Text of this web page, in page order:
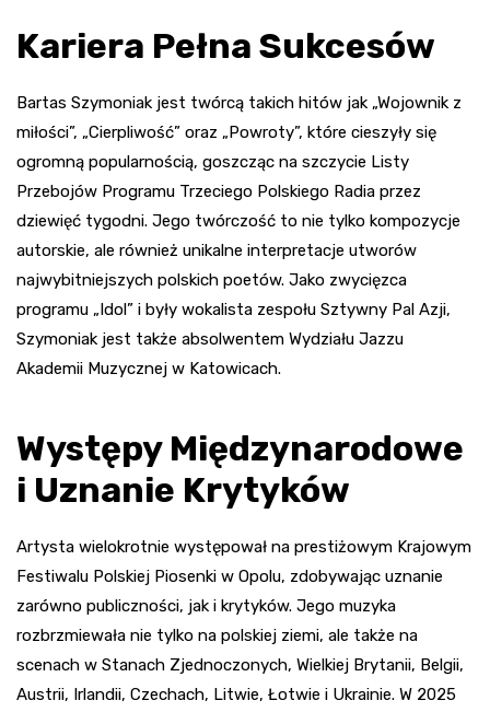
Kariera Pełna Sukcesów
Bartas Szymoniak jest twórcą takich hitów jak „Wojownik z
miłości”, „Cierpliwość” oraz „Powroty”, które cieszyły się
ogromną popularnością, goszcząc na szczycie Listy
Przebojów Programu Trzeciego Polskiego Radia przez
dziewięć tygodni. Jego twórczość to nie tylko kompozycje
autorskie, ale również unikalne interpretacje utworów
najwybitniejszych polskich poetów. Jako zwycięzca
programu „Idol” i były wokalista zespołu Sztywny Pal Azji,
Szymoniak jest także absolwentem Wydziału Jazzu
Akademii Muzycznej w Katowicach.
Występy Międzynarodowe
i Uznanie Krytyków
Artysta wielokrotnie występował na prestiżowym Krajowym
Festiwalu Polskiej Piosenki w Opolu, zdobywając uznanie
zarówno publiczności, jak i krytyków. Jego muzyka
rozbrzmiewała nie tylko na polskiej ziemi, ale także na
scenach w Stanach Zjednoczonych, Wielkiej Brytanii, Belgii,
Austrii, Irlandii, Czechach, Litwie, Łotwie i Ukrainie. W 2025